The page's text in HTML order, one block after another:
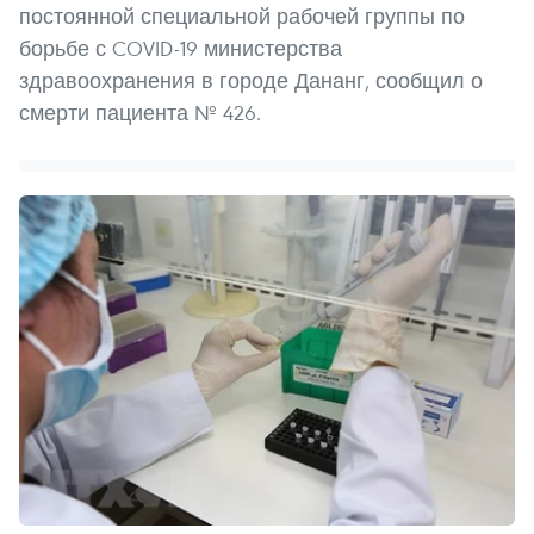
постоянной специальной рабочей группы по
борьбе с COVID-19 министерства
здравоохранения в городе Дананг, сообщил о
смерти пациента № 426.